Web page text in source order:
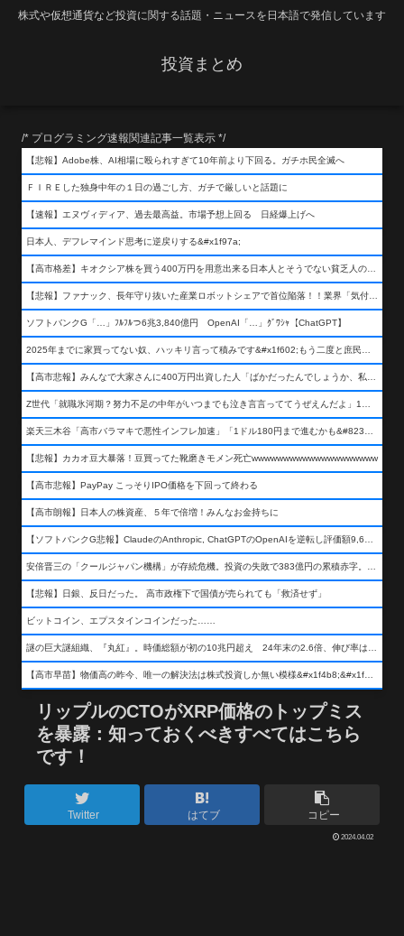
株式や仮想通貨など投資に関する話題・ニュースを日本語で発信しています
投資まとめ
/* プログラミング速報関連記事一覧表示 */
【悲報】Adobe株、AI相場に殴られすぎて10年前より下回る。ガチホ民全滅へ
ＦＩＲＥした独身中年の１日の過ごし方、ガチで厳しいと話題に
【速報】エヌヴィディア、過去最高益。市場予想上回る 日経爆上げへ
日本人、デフレマインド思考に逆戻りする&#x1f97a;
【高市格差】キオクシア株を買う400万円を用意出来る日本人とそうでない貧乏人の差が超広まるって事よ
【悲報】ファナック、長年守り抜いた産業ロボットシェアで首位陥落！！業界「気付いたら一気に抜かれていた…」
ソフトバンクG「…」ﾌﾙﾌﾙつ6兆3,840億円 OpenAI「…」ｸﾞﾜｼｬ【ChatGPT】
2025年までに家買ってない奴、ハッキリ言って積みです&#x1f602;もう二度と庶民が買える値段になりません&#x1f602;&#x1f602;&#x1f602;
【高市悲報】みんなで大家さんに400万円出資した人「ばかだったんでしょうか、私は&#x1f622;」
Z世代「就職氷河期？努力不足の中年がいつまでも泣き言言っててうぜえんだよ」1万いいね
楽天三木谷「高市バラマキで悪性インフレ加速」「1ドル180円まで進むかも&#8230;もう看過できない」
【悲報】カカオ豆大暴落！豆買ってた靴磨きモメン死亡wwwwwwwwwwwwwwwwwwww
【高市悲報】PayPay こっそりIPO価格を下回って終わる
【高市朗報】日本人の株資産、５年で倍増！みんなお金持ちに
【ソフトバンクG悲報】ClaudeのAnthropic, ChatGPTのOpenAIを逆転し評価額9,650億ドル (約154兆円) の世界一価値あるAI企業に……
安倍晋三の「クールジャパン機構」が存続危機。投資の失敗で383億円の累積赤字。2025年度決算も大赤字の可能性。責任の所在はウヤムヤ
【悲報】日銀、反日だった。 高市政権下で国債が売られても「救済せず」
ビットコイン、エプスタインコインだった……
謎の巨大謎組織、『丸紅』。時価総額が初の10兆円超え 24年末の2.6倍、伸び率は謎組織首位
【高市早苗】物価高の昨今、唯一の解決法は株式投資しか無い模様&#x1f4b8;&#x1f4b8;&#x1f4b8;
リップルのCTOがXRP価格のトップミス
を暴露：知っておくべきすべてはこちら
です！
Twitter はてブ コピー
2024.04.02